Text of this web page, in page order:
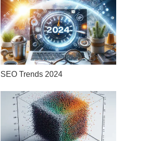
SEO Trends 2024